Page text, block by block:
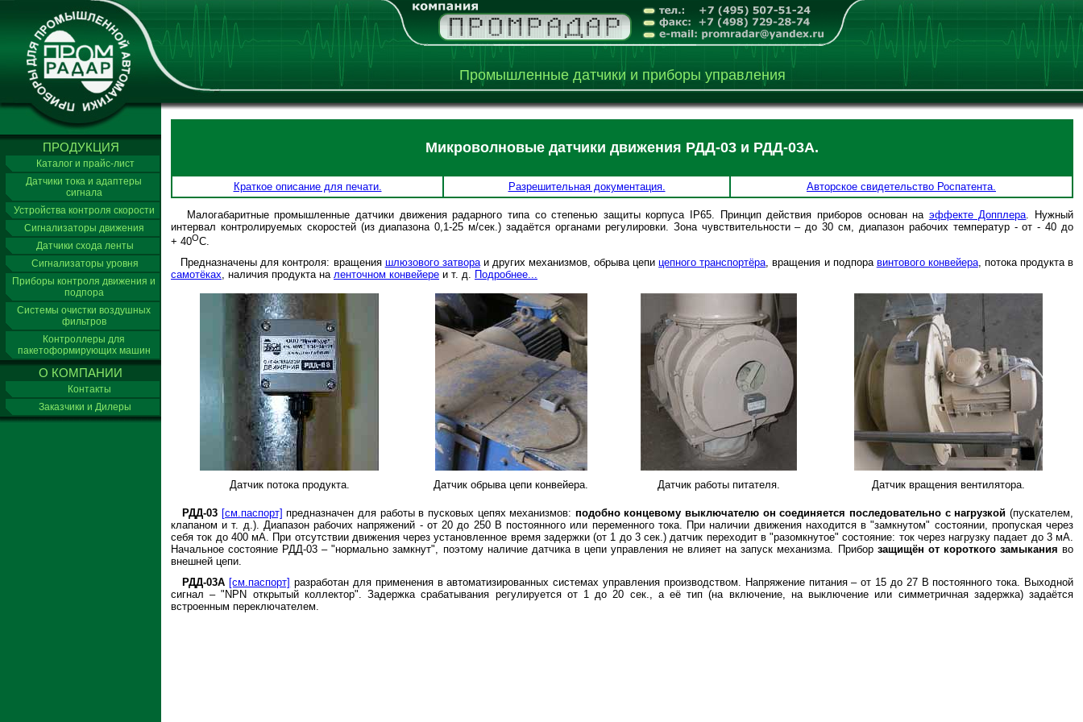
ПРОДУКЦИЯ
Каталог и прайс-лист
Датчики тока и адаптеры
сигнала
Устройства контроля скорости
Сигнализаторы движения
Датчики схода ленты
Сигнализаторы уровня
Приборы контроля движения и
подпора
Системы очистки воздушных
фильтров
Контроллеры для
пакетоформирующих машин
О КОМПАНИИ
Контакты
Заказчики и Дилеры
Промышленные датчики и приборы управления
Микроволновые датчики движения РДД-03 и РДД-03А.
Краткое описание для печати. Разрешительная документация. Авторское свидетельство Роспатента.
Малогабаритные промышленные датчики движения радарного типа со степенью защиты корпуса IP65. Принцип действия приборов основан на эффекте Допплера. Нужный
интервал контролируемых скоростей (из диапазона 0,1-25 м/сек.) задаётся органами регулировки. Зона чувствительности – до 30 см, диапазон рабочих температур - от ‑ 40 до
+ 40ОС.
Предназначены для контроля: вращения шлюзового затвораи других механизмов, обрыва цепицепного транспортёра, вращения и подпора винтового конвейера, потока продукта в
самотёках, наличия продукта на ленточном конвейере и т. д. Подробнее...
Датчик потока продукта. Датчик обрыва цепи конвейера. Датчик работы питателя. Датчик вращения вентилятора.
РДД-03 [см.паспорт] предназначен для работы в пусковых цепях механизмов: подобно концевому выключателю он соединяется последовательно с нагрузкой (пускателем,
клапаном и т. д.). Диапазон рабочих напряжений - от 20 до 250 В постоянного или переменного тока. При наличии движения находится в "замкнутом" состоянии, пропуская через
себя ток до 400 мА. При отсутствии движения через установленное время задержки (от 1 до 3 сек.) датчик переходит в "разомкнутое" состояние: ток через нагрузку падает до 3 мА.
Начальное состояние РДД-03 – "нормально замкнут", поэтому наличие датчика в цепи управления не влияет на запуск механизма. Прибор защищён от короткого замыкания во
внешней цепи.
РДД-03А [см.паспорт] разработан для применения в автоматизированных системах управления производством. Напряжение питания – от 15 до 27 В постоянного тока. Выходной
сигнал – "NPN открытый коллектор". Задержка срабатывания регулируется от 1 до 20 сек., а её тип (на включение, на выключение или симметричная задержка) задаётся
встроенным переключателем.